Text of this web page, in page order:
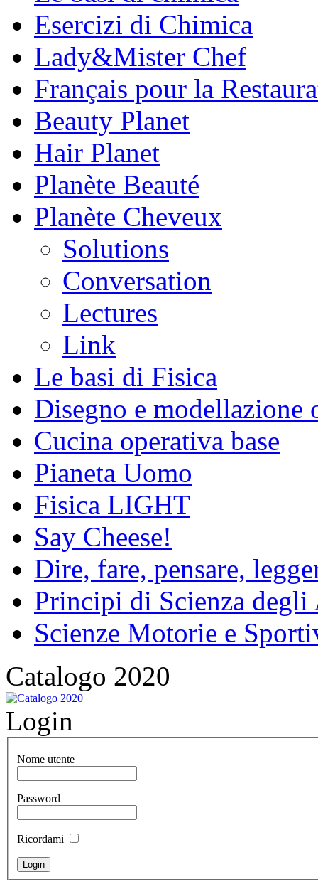
Esercizi di Chimica
Lady&Mister Chef
Français pour la
Beauty Planet
Hair Planet
Planète Beauté
Planète Cheveux
Solutions
Conversation
Lectures
Link
Le basi di Fisica
Disegno e modellazione
Cucina operativa base
Pianeta Uomo
Fisica LIGHT
Say Cheese!
Dire, fare, pensare,
Principi di Scienza
Scienze Motorie e
Catalogo 2020
Login
Nome utente
Password
Ricordami